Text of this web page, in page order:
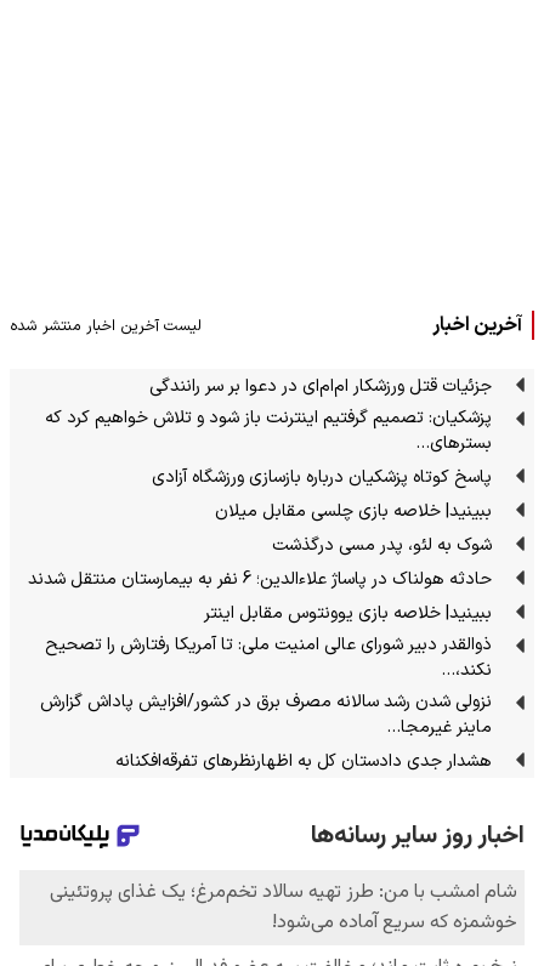
آخرین اخبار لیست آخرین اخبار منتشر شده
جزئیات قتل ورزشکار ام‌ام‌ای در دعوا بر سر رانندگی
پزشکیان: تصمیم گرفتیم اینترنت باز شود و تلاش خواهیم کرد که
بسترهای…
پاسخ کوتاه پزشکیان درباره بازسازی ورزشگاه آزادی
ببینید| خلاصه بازی چلسی مقابل میلان
شوک به لئو، پدر مسی درگذشت
حادثه هولناک در پاساژ علاءالدین؛ 6 نفر به بیمارستان منتقل شدند
ببینید| خلاصه بازی یوونتوس مقابل اینتر
ذوالقدر دبیر شورای عالی امنیت ملی: تا آمریکا رفتارش را تصحیح
نکند،…
نزولی شدن رشد سالانه مصرف برق در کشور/افزایش پاداش گزارش
ماینر غیرمجا…
هشدار جدی دادستان کل به اظهارنظرهای تفرقه‌افکنانه